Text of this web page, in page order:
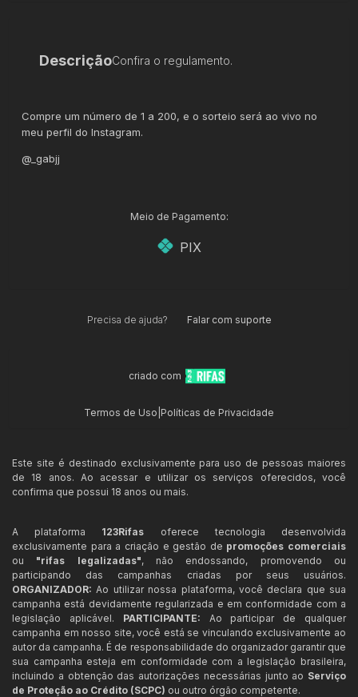
DescriçãoConfira o regulamento.
Compre um número de 1 a 200, e o sorteio será ao vivo no
meu perfil do Instagram.
@_gabjj
Meio de Pagamento:
PIX
Precisa de ajuda? Falar com suporte
criado com
Termos de Uso Políticas de Privacidade
Este site é destinado exclusivamente para uso de pessoas maiores
de 18 anos. Ao acessar e utilizar os serviços oferecidos, você
confirma que possui 18 anos ou mais.
A plataforma 123Rifas oferece tecnologia desenvolvida
exclusivamente para a criação e gestão de promoções comerciais
ou "rifas legalizadas", não endossando, promovendo ou
participando das campanhas criadas por seus usuários.
ORGANIZADOR: Ao utilizar nossa plataforma, você declara que sua
campanha está devidamente regularizada e em conformidade com a
legislação aplicável. PARTICIPANTE: Ao participar de qualquer
campanha em nosso site, você está se vinculando exclusivamente ao
autor da campanha. É de responsabilidade do organizador garantir que
sua campanha esteja em conformidade com a legislação brasileira,
incluindo a obtenção das autorizações necessárias junto ao Serviço
de Proteção ao Crédito (SCPC) ou outro órgão competente.